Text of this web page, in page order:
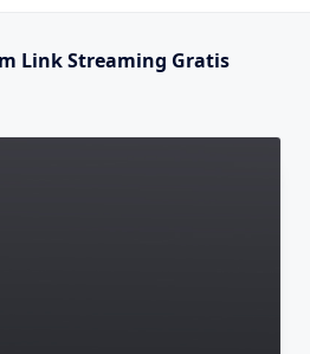
Link Streaming Gratis